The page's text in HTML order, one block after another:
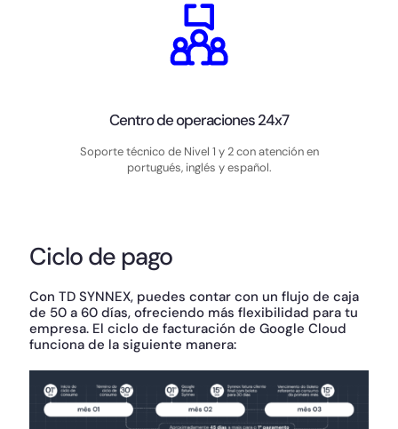
Centro de operaciones 24x7
Soporte técnico de Nivel 1 y 2 con atención en
portugués, inglés y español.
Ciclo de pago
Con TD SYNNEX, puedes contar con un flujo de caja
de 50 a 60 días, ofreciendo más flexibilidad para tu
empresa. El ciclo de facturación de Google Cloud
funciona de la siguiente manera: